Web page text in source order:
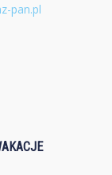
pan.pl